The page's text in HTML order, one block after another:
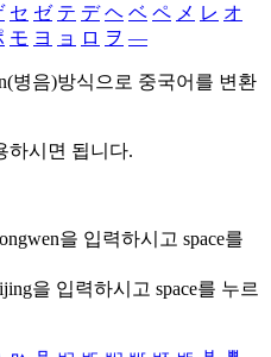
セ ゼ テ デ ヘ ベ ペ メ レ オ
モ ヨ ョ ロ ヲ ―
병음)방식으로 중국어를 변환
하시면 됩니다.
을 입력하시고 space를
을 입력하시고 space를 누르